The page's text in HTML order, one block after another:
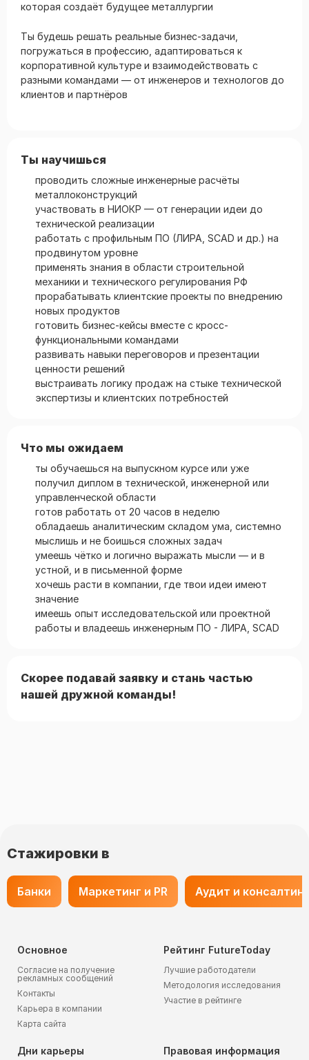
которая создаёт будущее металлургии
Ты будешь решать реальные бизнес-задачи,
погружаться в профессию, адаптироваться к
корпоративной культуре и взаимодействовать с
разными командами — от инженеров и технологов до
клиентов и партнёров
Ты научишься
проводить сложные инженерные расчёты
металлоконструкций
участвовать в НИОКР — от генерации идеи до
технической реализации
работать с профильным ПО (ЛИРА, SCAD и др.) на
продвинутом уровне
применять знания в области строительной
механики и технического регулирования РФ
прорабатывать клиентские проекты по внедрению
новых продуктов
готовить бизнес-кейсы вместе с кросс-
функциональными командами
развивать навыки переговоров и презентации
ценности решений
выстраивать логику продаж на стыке технической
экспертизы и клиентских потребностей
Что мы ожидаем
ты обучаешься на выпускном курсе или уже
получил диплом в технической, инженерной или
управленческой области
готов работать от 20 часов в неделю
обладаешь аналитическим складом ума, системно
мыслишь и не боишься сложных задач
умеешь чётко и логично выражать мысли — и в
устной, и в письменной форме
хочешь расти в компании, где твои идеи имеют
значение
имеешь опыт исследовательской или проектной
работы и владеешь инженерным ПО - ЛИРА, SCAD
Скорее подавай заявку и стань частью
нашей дружной команды!
Стажировки в
Банки Маркетинг и PR Аудит и консалтинг
Основное
Согласие на получение
рекламных сообщений
Контакты
Карьера в компании
Карта сайта
Рейтинг FutureToday
Лучшие работодатели
Методология исследования
Участие в рейтинге
Дни карьеры Правовая информация